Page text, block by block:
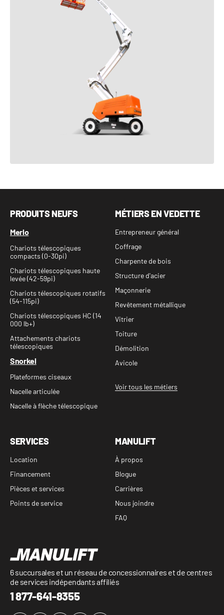
PRODUITS NEUFS
Merlo
Chariots télescopiques
compacts (0-30pi)
Chariots télescopiques haute
levée (42-59pi)
Chariots télescopiques rotatifs
(54-115pi)
Chariots télescopiques HC (14
000 lb+)
Attachements chariots
télescopiques
Snorkel
Plateformes ciseaux
Nacelle articulée
Nacelle à flèche télescopique
MÉTIERS EN VEDETTE
Entrepreneur général
Coffrage
Charpente de bois
Structure d'acier
Maçonnerie
Revêtement métallique
Vitrier
Toiture
Démolition
Avicole
Voir tous les métiers
SERVICES
Location
Financement
Pièces et services
Points de service
MANULIFT
À propos
Blogue
Carrières
Nous joindre
FAQ
6 succursales et un réseau de concessionnaires et de centres
de services indépendants affiliés
1 877-641-8355